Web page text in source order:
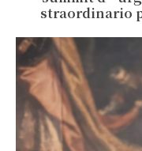
straordinario